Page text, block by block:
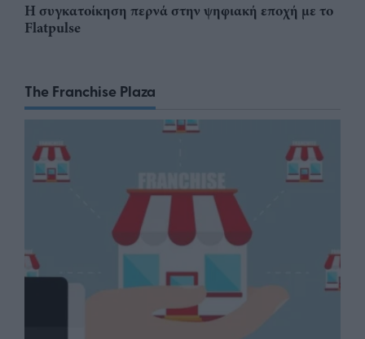
Η συγκατοίκηση περνά στην ψηφιακή εποχή με το
Flatpulse
The Franchise Plaza